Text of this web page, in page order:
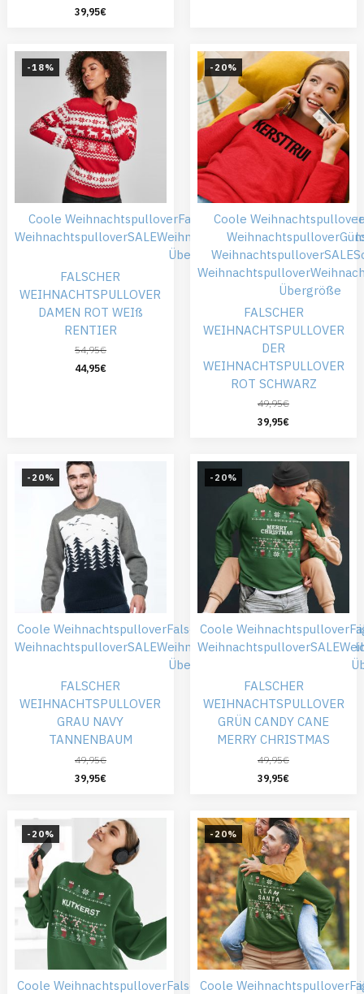
39,95€
-18%
Coole WeihnachtspulloverFalsche Weihnachtspullover
WeihnachtspulloverSALEWeihnachtskleidung
Übergröße
FALSCHER
WEIHNACHTSPULLOVER
DAMEN ROT WEIß
RENTIER
54,95€
44,95€
-20%
Coole Weihnachtspullover
Weihnachtspullover
WeihnachtspulloverSALE
Weihnachtspullover
Übergröße
FALSCHER
WEIHNACHTSPULLOVER
DER
WEIHNACHTSPULLOVER
ROT SCHWARZ
49,95€
39,95€
-20%
Coole WeihnachtspulloverFalsche Weihnachtspullover
WeihnachtspulloverSALEWeihnachtskleidung
Übergröße
FALSCHER
WEIHNACHTSPULLOVER
GRAU NAVY
TANNENBAUM
49,95€
39,95€
-20%
Coole Weihnachtspullover
WeihnachtspulloverSALE
FALSCHER
WEIHNACHTSPULLOVER
GRÜN CANDY CANE
MERRY CHRISTMAS
49,95€
39,95€
-20%
Coole WeihnachtspulloverFalsche Weihnachtspullover
-20%
Coole Weihnachtspullover